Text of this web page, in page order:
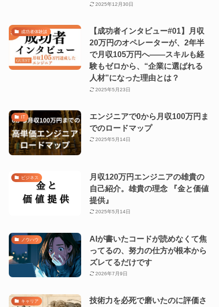
2025年12月30日
成功者体験談
【成功者インタビュー#01】月収
20万円のオペレーターが、2年半
で月収105万円へ――スキルも経
験もゼロから、“企業に選ばれる
人材”になった理由とは？
2025年5月23日
IT
エンジニアで0から月収100万円ま
でのロードマップ
2025年5月14日
ビジネス
月収120万円エンジニアの雄貴の
自己紹介。雄貴の理念 『金と価値
提供』
2025年5月14日
ノウハウ
AIが書いたコードが読めなくて焦
ってるの、努力の仕方が根本から
ズレてるだけです
2026年7月9日
キャリア
技術力を必死で磨いたのに評価さ